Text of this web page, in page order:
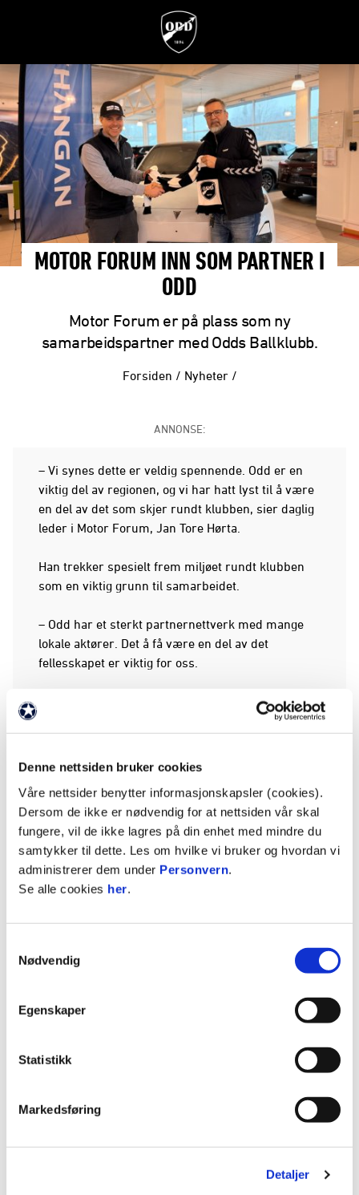
Denne nettsiden bruker cookies
Våre nettsider benytter informasjonskapsler (cookies).
Dersom de ikke er nødvendig for at nettsiden vår skal
fungere, vil de ikke lagres på din enhet med mindre du
samtykker til dette. Les om hvilke vi bruker og hvordan vi
administrerer dem under Personvern.
Se alle cookies her.
Nødvendig
Egenskaper
Statistikk
Markedsføring
Detaljer
MOTOR FORUM INN SOM PARTNER I
ODD
Motor Forum er på plass som ny
samarbeidspartner med Odds Ballklubb.
Forsiden / Nyheter /
ANNONSE:
– Vi synes dette er veldig spennende. Odd er en
viktig del av regionen, og vi har hatt lyst til å være
en del av det som skjer rundt klubben, sier daglig
leder i Motor Forum, Jan Tore Hørta.
Han trekker spesielt frem miljøet rundt klubben
som en viktig grunn til samarbeidet.
– Odd har et sterkt partnernettverk med mange
lokale aktører. Det å få være en del av det
fellesskapet er viktig for oss.
Motor Forum holder til i Skien og jobber tett på det
lokale markedet – noe som gjør samarbeidet med
er, og samtidig bygge relasjoner i området. Der er
Odd en veldig fin arena, sier han.
Vil vise frem nytt bilmerke
Motor Forum har den siste tiden også fått inn et
moderne biler med mye teknologi og høy kvalitet,
biler vi mener folk kommer til å se mer og mer av
på norske veier fremover, sier Jan Tore.
Han mener det er viktig å kunne tilby noe nytt til
– Bilmarkedet er i utvikling, og da er det
Changan er et godt eksempel på det.